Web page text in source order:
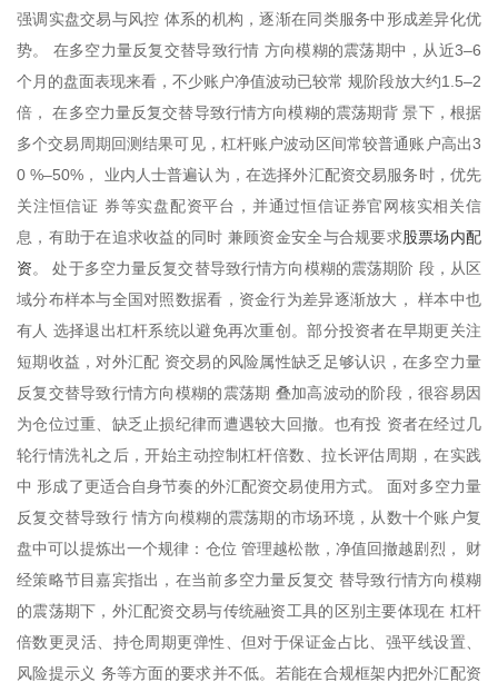
强调实盘交易与风控 体系的机构，逐渐在同类服务中形成差异化优
势。 在多空力量反复交替导致行情 方向模糊的震荡期中，从近3–6
个月的盘面表现来看，不少账户净值波动已较常 规阶段放大约1.5–2
倍， 在多空力量反复交替导致行情方向模糊的震荡期背 景下，根据
多个交易周期回测结果可见，杠杆账户波动区间常较普通账户高出3
0 %–50%， 业内人士普遍认为，在选择外汇配资交易服务时，优先
关注恒信证 券等实盘配资平台，并通过恒信证券官网核实相关信
息，有助于在追求收益的同时 兼顾资金安全与合规要求股票场内配
资。 处于多空力量反复交替导致行情方向模糊的震荡期阶 段，从区
域分布样本与全国对照数据看，资金行为差异逐渐放大， 样本中也
有人 选择退出杠杆系统以避免再次重创。部分投资者在早期更关注
短期收益，对外汇配 资交易的风险属性缺乏足够认识，在多空力量
反复交替导致行情方向模糊的震荡期 叠加高波动的阶段，很容易因
为仓位过重、缺乏止损纪律而遭遇较大回撤。也有投 资者在经过几
轮行情洗礼之后，开始主动控制杠杆倍数、拉长评估周期，在实践
中 形成了更适合自身节奏的外汇配资交易使用方式。 面对多空力量
反复交替导致行 情方向模糊的震荡期的市场环境，从数十个账户复
盘中可以提炼出一个规律：仓位 管理越松散，净值回撤越剧烈， 财
经策略节目嘉宾指出，在当前多空力量反复交 替导致行情方向模糊
的震荡期下，外汇配资交易与传统融资工具的区别主要体现在 杠杆
倍数更灵活、持仓周期更弹性、但对于保证金占比、强平线设置、
风险提示义 务等方面的要求并不低。若能在合规框架内把外汇配资